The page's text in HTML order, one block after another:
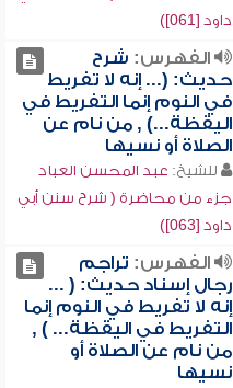
داود [061])
الفهرس: شرح
حديث: (... إنه لا تفريط
في النوم إنما التفريط في
اليقظة...) , من نام عن
الصلاة أو نسيها
للشيخ: عبد المحسن العباد
جزء من محاضرة ( شرح سنن أبي
داود [063])
الفهرس: تراجم
رجال إسناد حديث: ( ...
إنه لا تفريط في النوم إنما
التفريط في اليقظة... ) ,
من نام عن الصلاة أو
نسيها